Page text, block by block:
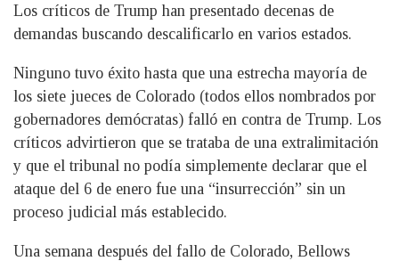
Los críticos de Trump han presentado decenas de
demandas buscando descalificarlo en varios estados.
Ninguno tuvo éxito hasta que una estrecha mayoría de
los siete jueces de Colorado (todos ellos nombrados por
gobernadores demócratas) falló en contra de Trump. Los
críticos advirtieron que se trataba de una extralimitación
y que el tribunal no podía simplemente declarar que el
ataque del 6 de enero fue una “insurrección” sin un
proceso judicial más establecido.
Una semana después del fallo de Colorado, Bellows